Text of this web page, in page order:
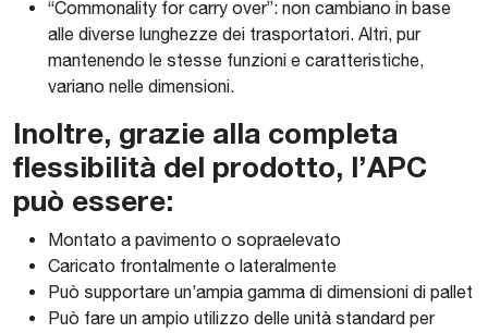
“Commonality for carry over”: non cambiano in base
alle diverse lunghezze dei trasportatori. Altri, pur
mantenendo le stesse funzioni e caratteristiche,
variano nelle dimensioni.
Inoltre, grazie alla completa
flessibilità del prodotto, l’APC
può essere:
Montato a pavimento o sopraelevato
Caricato frontalmente o lateralmente
Può supportare un’ampia gamma di dimensioni di pallet
Può fare un ampio utilizzo delle unità standard per